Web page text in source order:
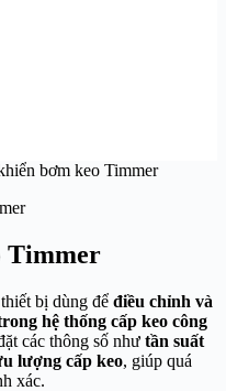
bơm keo Timmer
Timmer
bị dùng để điều chỉnh và
hệ thống cấp keo công
các thông số như tần suất
lượng cấp keo, giúp quá
xác.